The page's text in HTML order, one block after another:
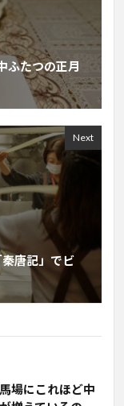
ふたつの正月
Next
唐記」でビ
場にこれほど中